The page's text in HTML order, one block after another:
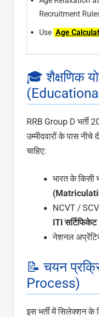
Recruitment
Use Age
🎓 शैक्षणिक
RRB Group D भर्ती
उम्मीदवारों के पास नीचे
चाहिए:
भारत के किसी
NCVT /
ITI सर्टिफिकेट
नेशनल
📝 चयन
Process)
इस भर्ती में सिलेक्शन के